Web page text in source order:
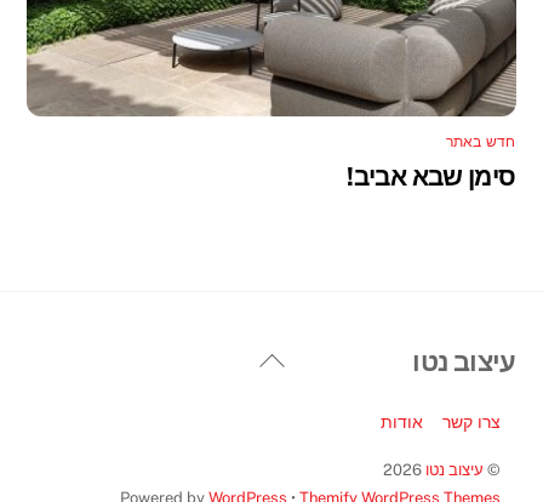
חדש באתר
סימן שבא אביב!
Back
עיצוב נטו
צרו קשר אודות
© עיצוב נטו 2026
Powered by WordPress • Themify WordPress Themes